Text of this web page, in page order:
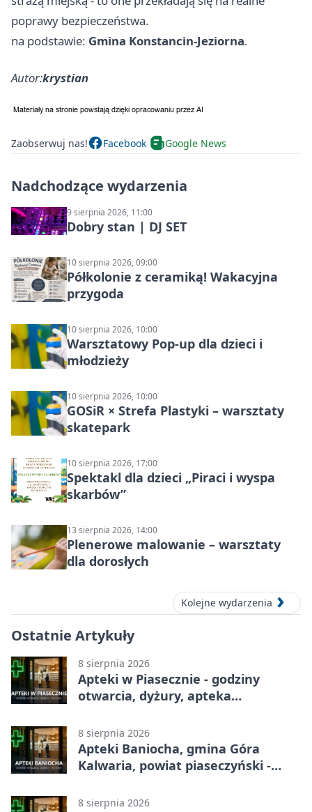
poprawy bezpieczeństwa.
na podstawie: Gmina Konstancin-Jeziorna.
Autor:krystian
Zaobserwuj nas! Facebook Google News
Nadchodzące wydarzenia
9 sierpnia 2026, 11:00
Dobry stan | DJ SET
10 sierpnia 2026, 09:00
Półkolonie z ceramiką! Wakacyjna
przygoda
10 sierpnia 2026, 10:00
Warsztatowy Pop-up dla dzieci i
młodzieży
10 sierpnia 2026, 10:00
GOSiR × Strefa Plastyki – warsztaty
skatepark
10 sierpnia 2026, 17:00
Spektakl dla dzieci „Piraci i wyspa
skarbów”
13 sierpnia 2026, 14:00
Plenerowe malowanie – warsztaty
dla dorosłych
Kolejne wydarzenia
Ostatnie Artykuły
8 sierpnia 2026
Apteki w Piasecznie - godziny
otwarcia, dyżury, apteka
8 sierpnia 2026
Apteki Baniocha, gmina Góra
Kalwaria, powiat piaseczyński -
8 sierpnia 2026